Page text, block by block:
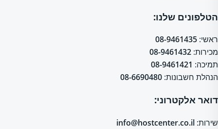
הטלפונים שלנו:
ראשי: 08-9461435
מכירות: 08-9461432
תמיכה: 08-9461421
הנהלת חשבונות: 08-6690480
דואר אלקטרוני:
שירות: info@hostcenter.co.il